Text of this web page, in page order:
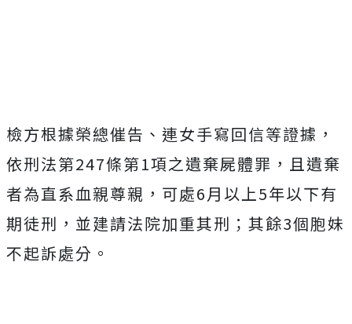
檢方根據榮總催告、連女手寫回信等證據，
依刑法第247條第1項之遺棄屍體罪，且遺棄
者為直系血親尊親，可處6月以上5年以下有
期徒刑，並建請法院加重其刑；其餘3個胞妹
不起訴處分。